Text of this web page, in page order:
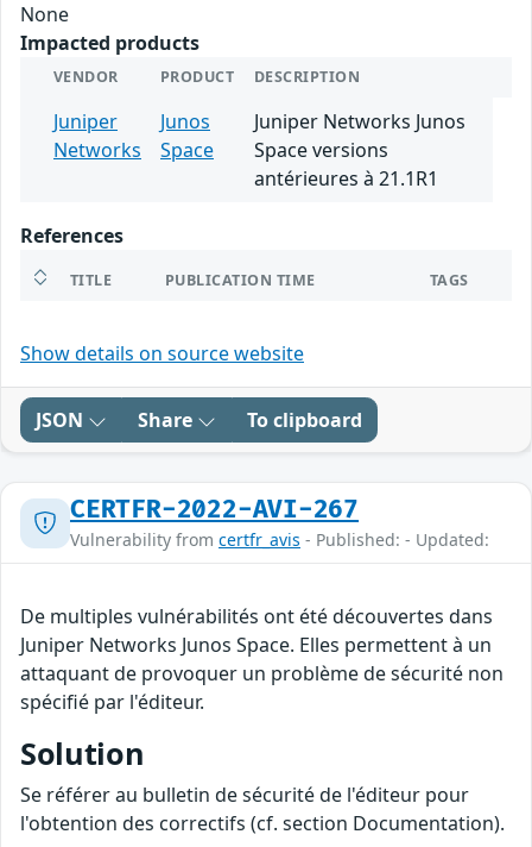
None
Impacted products
VENDOR PRODUCT DESCRIPTION
Juniper
Networks
Junos
Space
Juniper Networks Junos
Space versions
antérieures à 21.1R1
References
TITLE PUBLICATION TIME TAGS
Show details on source website
JSON Share To clipboard
CERTFR-2022-AVI-267
Vulnerability from certfr_avis - Published: - Updated:
De multiples vulnérabilités ont été découvertes dans
Juniper Networks Junos Space. Elles permettent à un
attaquant de provoquer un problème de sécurité non
spécifié par l'éditeur.
Solution
Se référer au bulletin de sécurité de l'éditeur pour
l'obtention des correctifs (cf. section Documentation).